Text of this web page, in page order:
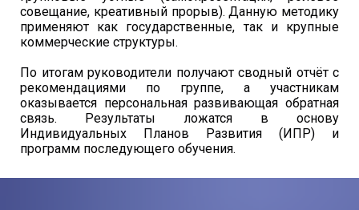
совещание, креативный прорыв). Данную методику
применяют как государственные, так и крупные
коммерческие структуры.
По итогам руководители получают сводный отчёт с
рекомендациями по группе, а участникам
оказывается персональная развивающая обратная
связь. Результаты ложатся в основу
Индивидуальных Планов Развития (ИПР) и
программ последующего обучения.